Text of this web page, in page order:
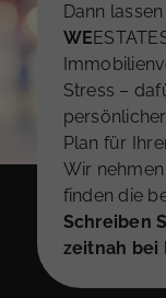
Dann
WE
Stress –
Plan für
Wir
finden die
Schreiben
zeitnah bei